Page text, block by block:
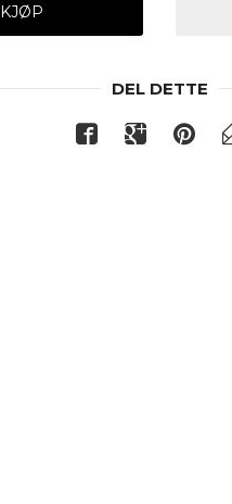
KJØP
DEL DETTE